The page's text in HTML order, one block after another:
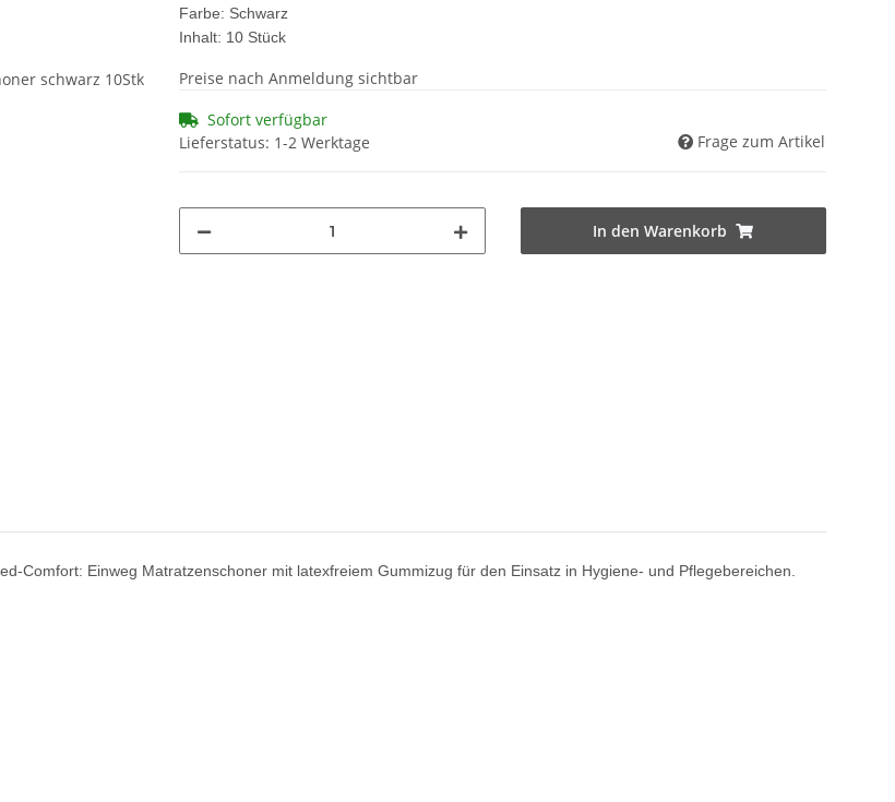
Farbe: Schwarz
Inhalt: 10 Stück
Preise nach Anmeldung sichtbar
Sofort verfügbar
Lieferstatus: 1-2 Werktage
Frage zum Artikel
In den Warenkorb
Comfort: Einweg Matratzenschoner mit latexfreiem Gummizug für den Einsatz in Hygiene- und Pflegebereichen.